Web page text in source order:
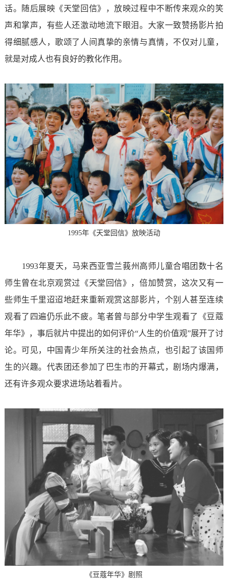
话。随后展映《天堂回信》，放映过程中不断传来观众的笑
声和掌声，有些人还激动地流下眼泪。大家一致赞扬影片拍
得细腻感人，歌颂了人间真挚的亲情与真情，不仅对儿童，
就是对成人也有良好的教化作用。
1995年《天堂回信》放映活动
1993年夏天，马来西亚雪兰莪州高师儿童合唱团数十名
师生曾在北京观赏过《天堂回信》，倍加赞赏，这次又有一
些师生千里迢迢地赶来重新观赏这部影片，个别人甚至连续
观看了四遍仍乐此不疲。笔者曾与部分中学生观看了《豆蔻
年华》，事后就片中提出的如何评价“人生的价值观”展开了讨
论。可见，中国青少年所关注的社会热点，也引起了该国师
生的兴趣。代表团还参加了巴生市的开幕式，剧场内爆满，
还有许多观众要求进场站着看片。
《豆蔻年华》剧照